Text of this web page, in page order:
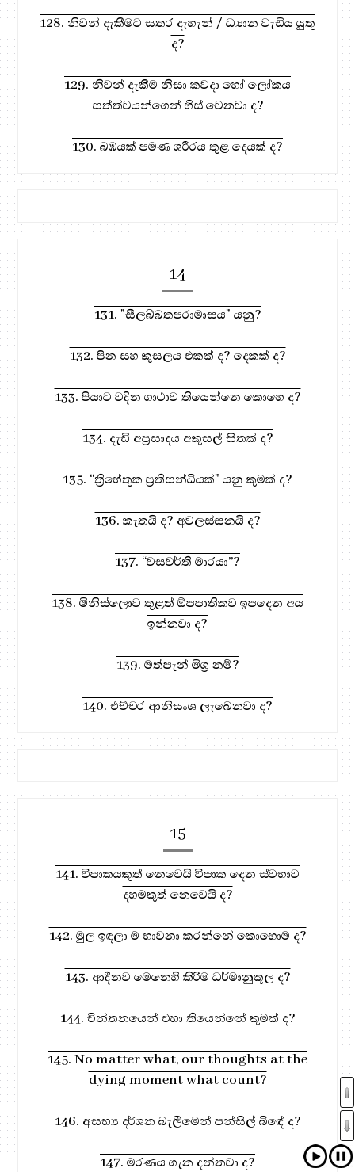
128. නිවන් දැකීමට සතර දැහැන් / ධ්‍යාන වැඩිය යුතු
ද?
129. නිවන් දැකීම නිසා කවදා හෝ ලෝකය
සත්ත්වයන්ගෙන් හිස් වෙනවා ද?
130. බඹයක් පමණ ශරීරය තුළ දෙයක් ද?
14
131. "සීලබ්බතපරාමාසය" යනු?
132. පින සහ කුසලය එකක් ද? දෙකක් ද?
133. පියාට වදින ගාථාව තියෙන්නෙ කොහෙ ද?
134. දැඩි අප්‍රසාදය අකුසල් සිතක් ද?
135. “ත්‍රිහේතුක ප්‍රතිසන්ධියක්" යනු කුමක් ද?
136. කැතයි ද? අවලස්සනයි ද?
137. “වසවර්ති මාරයා”?
138. මිනිස්ලොව තුළත් ඕපපාතිකව ඉපදෙන අය
ඉන්නවා ද?
139. මත්පැන් මිශ්‍ර නම්?
140. එච්චර ආනිසංශ ලැබෙනවා ද?
15
141. විපාකයකුත් නෙවෙයි විපාක දෙන ස්වභාව
දහමකුත් නෙවෙයි ද?
142. මුල ඉඳලා ම භාවනා කරන්නේ කොහොම ද?
143. ආදීනව මෙනෙහි කිරීම ධර්මානුකූල ද?
144. චින්තනයෙන් එහා තියෙන්නේ කුමක් ද?
145. No matter what, our thoughts at the
dying moment what count?
146. අසභ්‍ය දර්ශන බැලීමෙන් පන්සිල් බිඳේ ද?
147. මරණය ගැන දන්නවා ද?